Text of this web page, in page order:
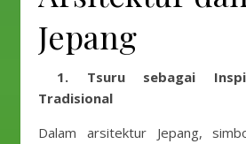
Jepang
1. Tsuru sebagai
Tradisional
Dalam arsitektur Jepang,